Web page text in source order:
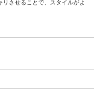
させることで、スタイルがよ